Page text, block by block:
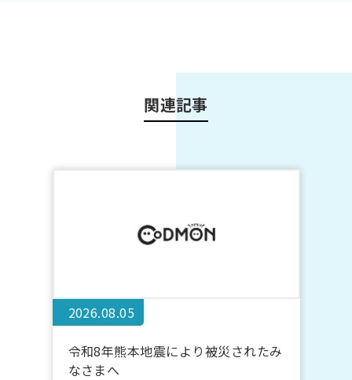
関連記事
2026.08.05
令和8年熊本地震により被災されたみ
なさまへ